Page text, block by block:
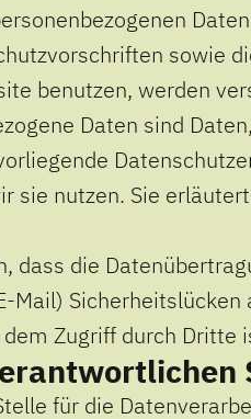
sowie
benutzen, werden
Daten sind
sie nutzen. Sie
dass die
Mail)
Zugriff durch Dritte
für die